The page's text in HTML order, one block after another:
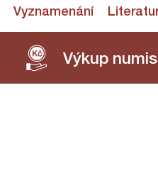
Vyznamenání
Výkup